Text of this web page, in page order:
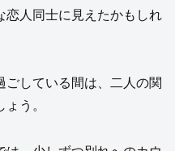
恋人同士に見えたかもしれ
ごしている間は、二人の関
う。